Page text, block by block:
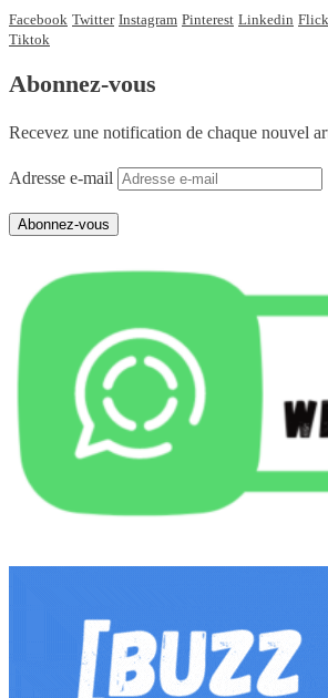
Facebook Twitter Instagram Pinterest Linkedin
Tiktok
Abonnez-vous
Recevez une notification de chaque nouvel
Adresse e-mail
Abonnez-vous